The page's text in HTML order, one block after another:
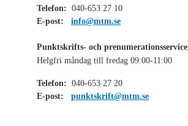
Telefon: 040-653 27 10
E-post:
info@mtm.se
Punktskrifts- och prenumerationsservice
Helgfri måndag till fredag 09:00-11:00
Telefon: 040-653 27 20
E-post:
punktskrift@mtm.se